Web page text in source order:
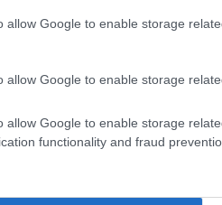
allow Google to enable storage
allow Google to enable storage
allow Google to enable storage
functionality and fraud
képes jelentős
aktív életmóddal
azt ígérik, hogy gyors és
reklámoznak. Ezek általában
eltávolítanak az étrendből, ami
Szövetsége.